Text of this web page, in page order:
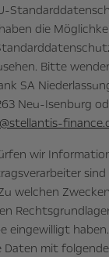
die
Bitte
SA
Neu-Isenburg
wir
welchen
eingewilligt
Daten mit